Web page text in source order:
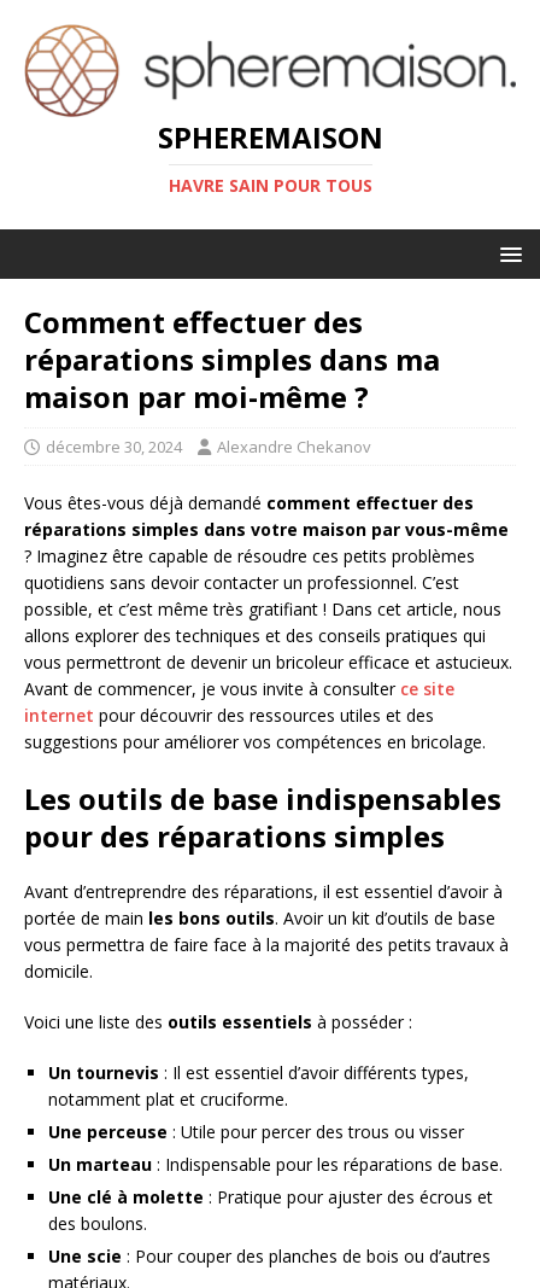
SPHEREMAISON
HAVRE SAIN POUR TOUS
Comment effectuer des
réparations simples dans ma
maison par moi-même ?
décembre 30, 2024 Alexandre Chekanov
Vous êtes-vous déjà demandé comment effectuer des
réparations simples dans votre maison par vous-même
? Imaginez être capable de résoudre ces petits problèmes
quotidiens sans devoir contacter un professionnel. C’est
possible, et c’est même très gratifiant ! Dans cet article, nous
allons explorer des techniques et des conseils pratiques qui
vous permettront de devenir un bricoleur efficace et astucieux.
Avant de commencer, je vous invite à consulter ce site
internet pour découvrir des ressources utiles et des
suggestions pour améliorer vos compétences en bricolage.
Les outils de base indispensables
pour des réparations simples
Avant d’entreprendre des réparations, il est essentiel d’avoir à
portée de main les bons outils. Avoir un kit d’outils de base
vous permettra de faire face à la majorité des petits travaux à
domicile.
Voici une liste des outils essentiels à posséder :
Un tournevis : Il est essentiel d’avoir différents types,
notamment plat et cruciforme.
Une perceuse : Utile pour percer des trous ou visser
Un marteau : Indispensable pour les réparations de base.
Une clé à molette : Pratique pour ajuster des écrous et
des boulons.
Une scie : Pour couper des planches de bois ou d’autres
matériaux.